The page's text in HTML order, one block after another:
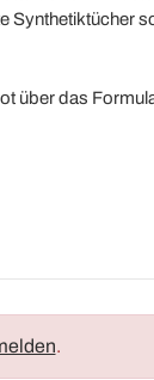
über das
.